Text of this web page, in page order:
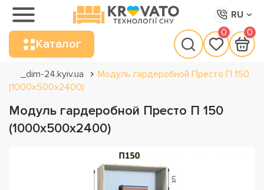
RU
Каталог
0 0
_dim-24.kyiv.ua
Модуль гардеробной Престо П 150
(1000х500х2400)
Модуль гардеробной Престо П 150
(1000х500х2400)